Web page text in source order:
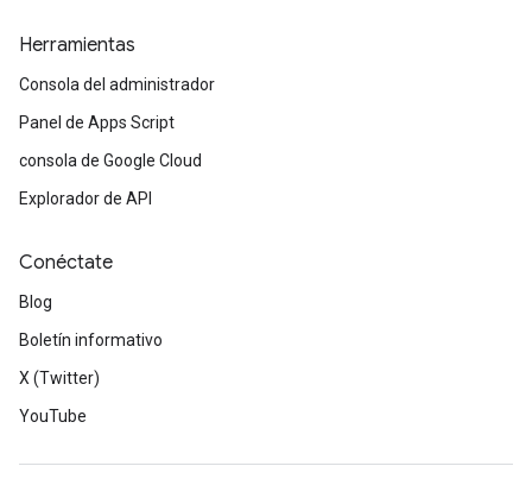
Herramientas
Consola del administrador
Panel de Apps Script
consola de Google Cloud
Explorador de API
Conéctate
Blog
Boletín informativo
X (Twitter)
YouTube